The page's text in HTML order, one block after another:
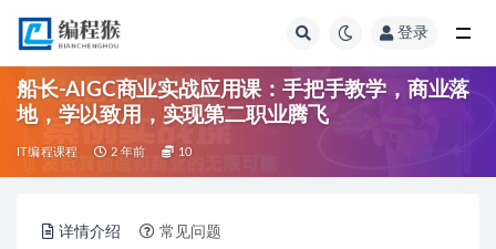
登录
船长-AIGC商业实战应用课：手把手教学，商业落
地，学以致用，实现第二职业腾飞
IT编程课程 2 年前 10
详情介绍 常见问题